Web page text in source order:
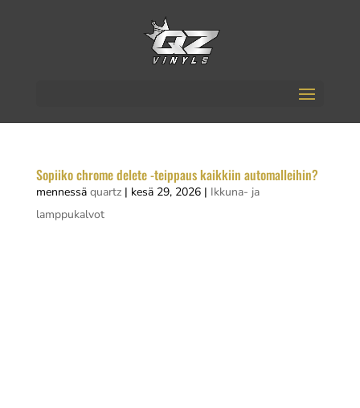
Sopiiko chrome delete -teippaus kaikkiin automalleihin?
mennessä quartz| kesä 29, 2026| Ikkuna- ja
lamppukalvot